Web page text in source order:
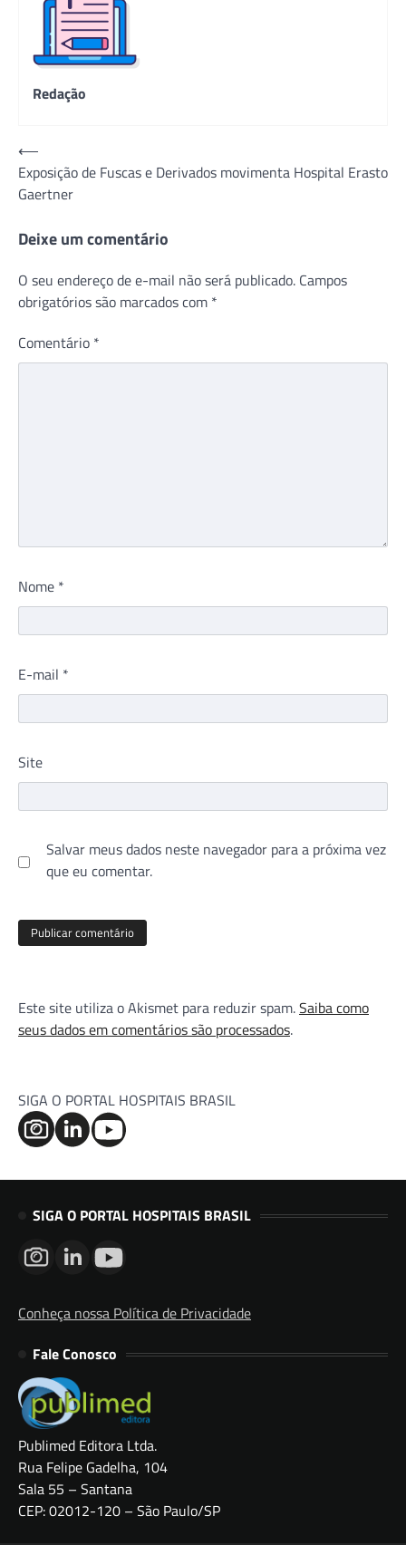
Redação
Navegação
de
Post
⟵
Exposição de Fuscas e Derivados movimenta Hospital Erasto
Gaertner
Deixe um comentário
O seu endereço de e-mail não será publicado. Campos
obrigatórios são marcados com *
Comentário *
Nome *
E-mail *
Site
Salvar meus dados neste navegador para a próxima vez
que eu comentar.
Este site utiliza o Akismet para reduzir spam.Saiba como
seus dados em comentários são processados.
SIGA O PORTAL HOSPITAIS BRASIL
SIGA O PORTAL HOSPITAIS BRASIL
Conheça nossa Política de Privacidade
Fale Conosco
Publimed Editora Ltda.
Rua Felipe Gadelha, 104
Sala 55 – Santana
CEP: 02012-120 – São Paulo/SP